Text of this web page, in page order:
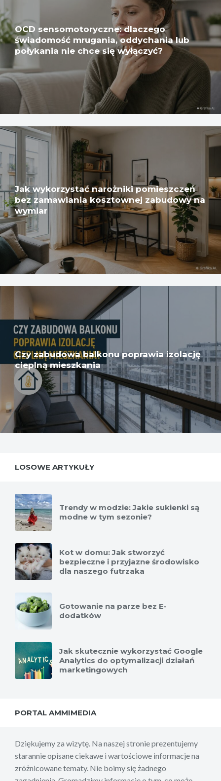
OCD sensomotoryczne: dlaczego
świadomość mrugania, oddychania lub
połykania nie chce się wyłączyć?
Jak wykorzystać narożniki pomieszczeń
bez zamawiania kosztownej zabudowy na
wymiar
Czy zabudowa balkonu poprawia izolację
cieplną mieszkania
LOSOWE ARTYKUŁY
Trendy w modzie: Jakie sukienki są
modne w tym sezonie?
Kot w domu: Jak stworzyć
bezpieczne i przyjazne środowisko
dla naszego futrzaka
Gotowanie na parze bez E-
dodatków
Jak skutecznie wykorzystać Google
Analytics do optymalizacji działań
marketingowych
PORTAL AMMIMEDIA
Dziękujemy za wizytę. Na naszej stronie prezentujemy
starannie opisane ciekawe i wartościowe informacje na
zróżnicowane tematy. Nie boimy się żadnego